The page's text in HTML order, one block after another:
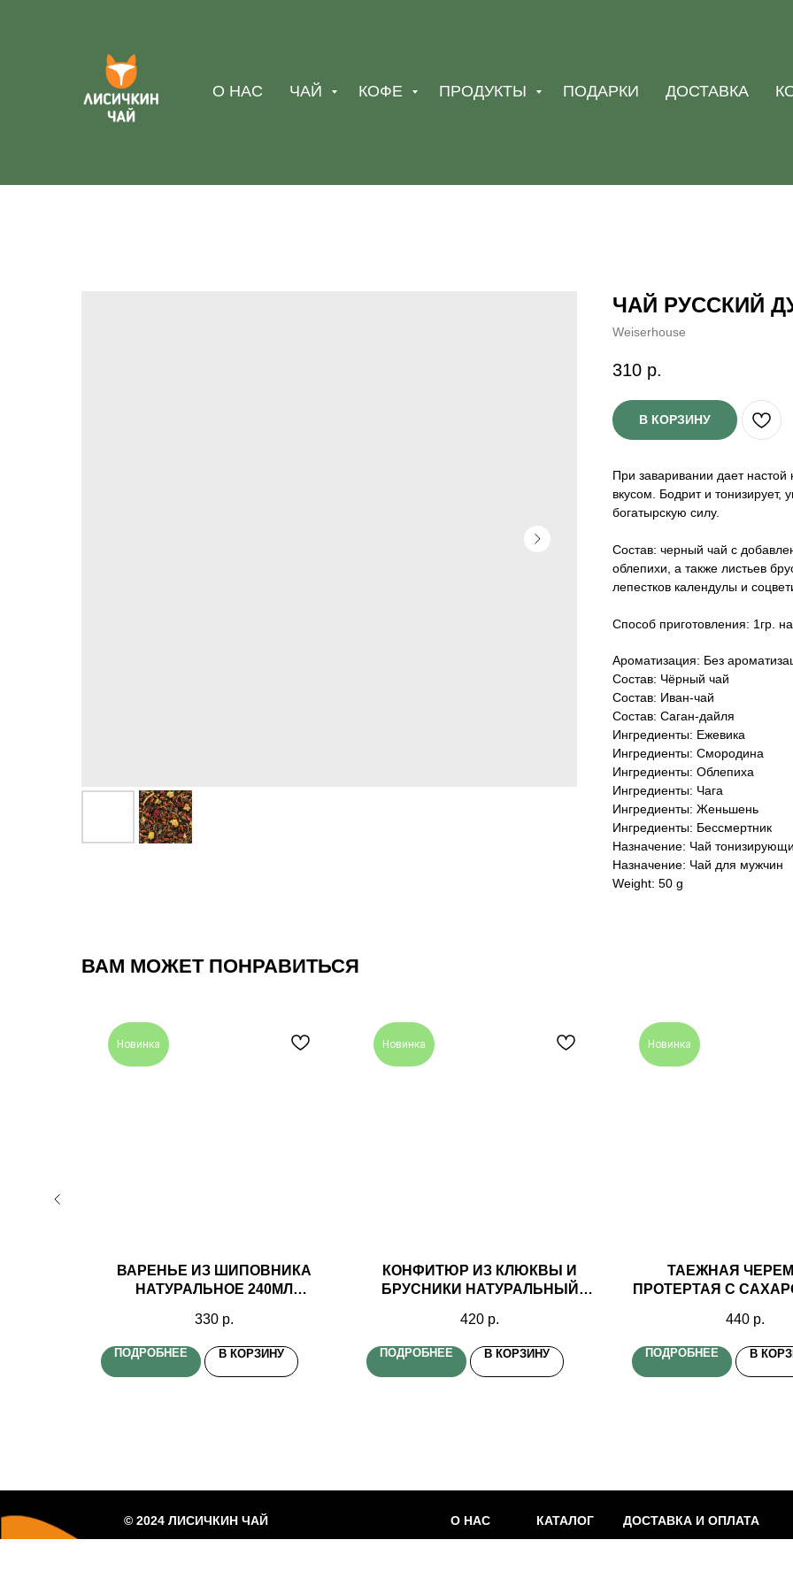
О НАС ЧАЙ КОФЕ ПРОДУКТЫ ПОДАРКИ ДОСТАВКА
ЧАЙ РУССКИЙ
Weiserhouse
310 р.
В КОРЗИНУ
При заваривании дает
вкусом. Бодрит и
богатырскую силу.
Состав: черный чай с
облепихи, а также листьев
лепестков календулы и
Способ приготовления: 1гр.
Ароматизация: Без
Состав: Чёрный чай
Состав: Иван-чай
Состав: Саган-дайля
Ингредиенты: Ежевика
Ингредиенты: Смородина
Ингредиенты: Облепиха
Ингредиенты: Чага
Ингредиенты: Женьшень
Ингредиенты: Бессмертник
Назначение: Чай
Назначение: Чай для мужчин
Weight: 50 g
ВАМ МОЖЕТ ПОНРАВИТЬСЯ
Новинка
ВАРЕНЬЕ ИЗ ШИПОВНИКА
НАТУРАЛЬНОЕ 240МЛ
330 р.
ПОДРОБНЕЕ В КОРЗИНУ
Новинка
КОНФИТЮР ИЗ КЛЮКВЫ И
БРУСНИКИ НАТУРАЛЬНЫЙ
420 р.
ПОДРОБНЕЕ В КОРЗИНУ
Новинка
ТАЕЖНАЯ
ПРОТЕРТАЯ С
440 р.
ПОДРОБНЕЕ В
О НАС КАТАЛОГ ДОСТАВКА И ОПЛАТА
© 2024 ЛИСИЧКИН ЧАЙ